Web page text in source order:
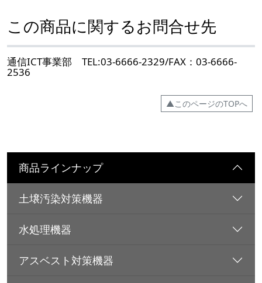
この商品に関するお問合せ先
通信ICT事業部 TEL:03-6666-2329/FAX：03-6666-
2536
▲このページのTOPへ
商品ラインナップ
土壌汚染対策機器
水処理機器
アスベスト対策機器